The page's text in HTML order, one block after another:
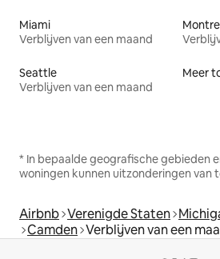
Miami
Verblijven van een maand
Seattle
Verblijven van een maand
Meer
* In bepaalde geografische gebieden
woningen kunnen uitzonderingen van
Airbnb Verenigde Staten
Camden Verblijven van een